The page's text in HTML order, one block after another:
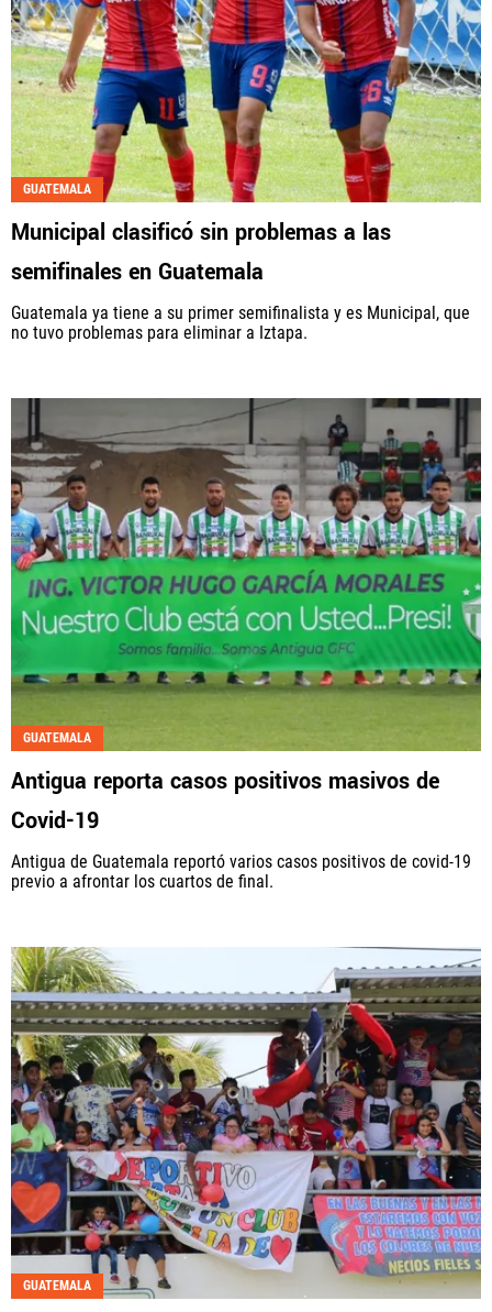
GUATEMALA
Municipal clasificó sin problemas a las
semifinales en Guatemala
Guatemala ya tiene a su primer semifinalista y es Municipal, que
no tuvo problemas para eliminar a Iztapa.
GUATEMALA
Antigua reporta casos positivos masivos de
Covid-19
Antigua de Guatemala reportó varios casos positivos de covid-19
previo a afrontar los cuartos de final.
GUATEMALA